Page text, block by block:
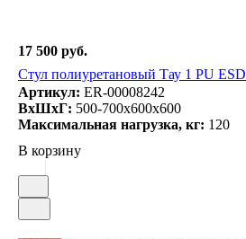
17 500 руб.
Стул полиуретановый Тау 1 PU ESD
Артикул: ER-00008242
ВxШxГ: 500-700x600x600
Максимальная нагрузка, кг: 120
В корзину